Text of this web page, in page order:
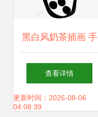
黑白风奶茶插画 手
绘创意素材的魅力
所在
查看详情
更新时间：2026-08-06
04:08:39